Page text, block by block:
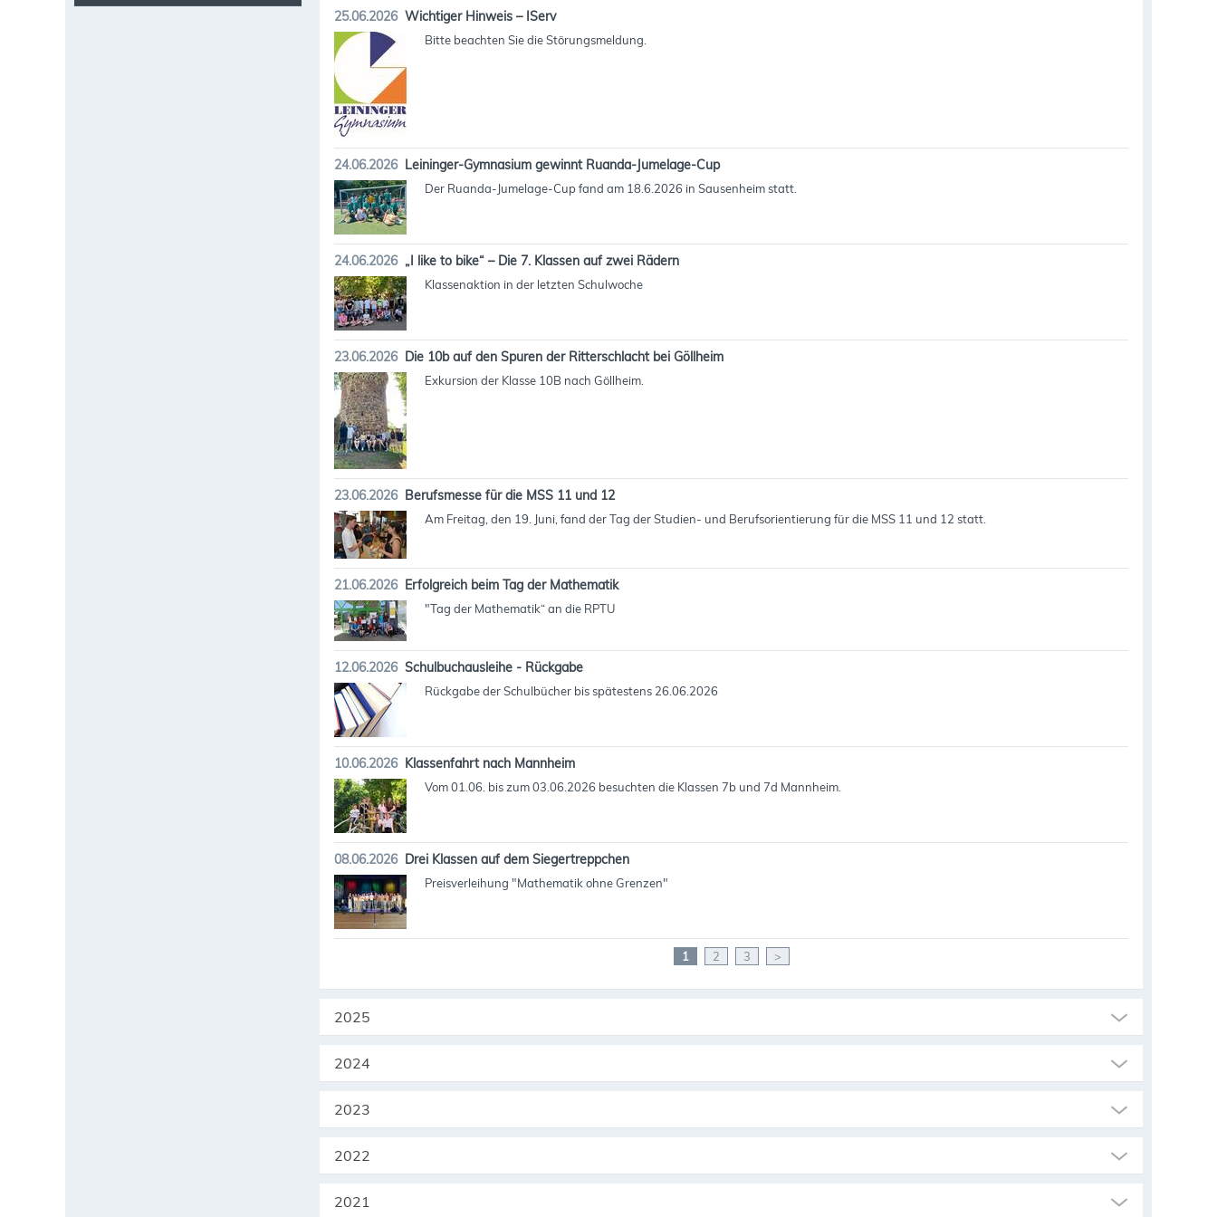
25.06.2026 Wichtiger Hinweis – IServ
Bitte beachten Sie die Störungsmeldung.
24.06.2026 Leininger-Gymnasium gewinnt Ruanda-Jumelage-Cup
Der Ruanda-Jumelage-Cup fand am 18.6.2026 in Sausenheim statt.
24.06.2026 „I like to bike“ – Die 7. Klassen auf zwei Rädern
Klassenaktion in der letzten Schulwoche
23.06.2026 Die 10b auf den Spuren der Ritterschlacht bei Göllheim
Exkursion der Klasse 10B nach Göllheim.
23.06.2026 Berufsmesse für die MSS 11 und 12
Am Freitag, den 19. Juni, fand der Tag der Studien- und Berufsorientierung für die MSS 11 und 12 statt.
21.06.2026 Erfolgreich beim Tag der Mathematik
"Tag der Mathematik“ an die RPTU
12.06.2026 Schulbuchausleihe - Rückgabe
Rückgabe der Schulbücher bis spätestens 26.06.2026
10.06.2026 Klassenfahrt nach Mannheim
Vom 01.06. bis zum 03.06.2026 besuchten die Klassen 7b und 7d Mannheim.
08.06.2026 Drei Klassen auf dem Siegertreppchen
Preisverleihung "Mathematik ohne Grenzen"
1 2 3 >
2025
2024
2023
2022
2021